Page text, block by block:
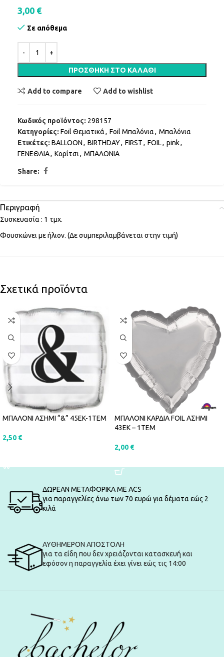
3,00 €
Σε απόθεμα
ΠΡΟΣΘΉΚΗ ΣΤΟ ΚΑΛΆΘΙ
Add to compare Add to wishlist
Κωδικός προϊόντος: 298157
Κατηγορίες: Foil Θεματικά, Foil Μπαλόνια, Μπαλόνια
Ετικέτες: BALLOON, BIRTHDAY, FIRST, FOIL, pink,
ΓΕΝΕΘΛΙΑ, Κορίτσι, ΜΠΑΛΟΝΙΑ
Share:
Περιγραφή
Συσκευασία : 1 τμχ.
Φουσκώνει με ήλιον. (Δε συμπεριλαμβάνεται στην τιμή)
Σχετικά προϊόντα
ΜΠΑΛΟΝΙ ΑΣΗΜΙ “&” 45EK-1ΤΕΜ
2,50 €
ΜΠΑΛΟΝΙ ΚΑΡΔΙΑ FOIL ΑΣΗΜΙ
43ΕΚ – 1ΤΕΜ
2,00 €
ΔΩΡΕΑΝ ΜΕΤΑΦΟΡΙΚΑ ΜΕ ACS
για παραγγελίες άνω των 70 ευρώ για δέματα εώς 2
κιλά
ΑΥΘΗΜΕΡΟΝ ΑΠΟΣΤΟΛΗ
για τα είδη που δεν χρειάζονται κατασκευή και
εφόσον η παραγγελία έχει γίνει εώς τις 14:00